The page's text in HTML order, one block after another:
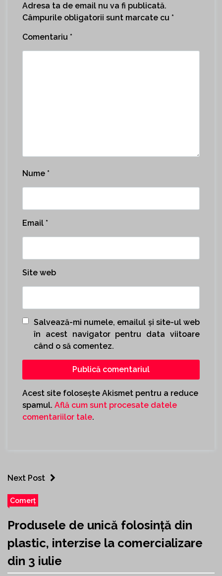
Adresa ta de email nu va fi publicată.
Câmpurile obligatorii sunt marcate cu *
Comentariu *
Nume *
Email *
Site web
Salvează-mi numele, emailul și site-ul web
în acest navigator pentru data viitoare
când o să comentez.
Acest site folosește Akismet pentru a reduce
spamul. Află cum sunt procesate datele
comentariilor tale.
Next Post
Comerț
Produsele de unică folosință din
plastic, interzise la comercializare
din 3 iulie